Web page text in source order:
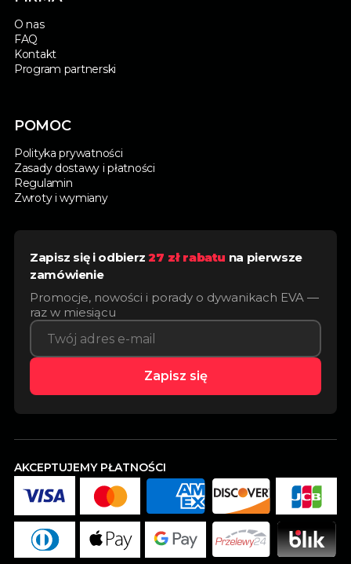
O nas
FAQ
Kontakt
Program partnerski
POMOC
Polityka prywatności
Zasady dostawy i płatności
Regulamin
Zwroty i wymiany
Zapisz się i odbierz27 zł rabatu na pierwsze
zamówienie
Promocje, nowości i porady o dywanikach EVA —
raz w miesiącu
Zapisz się
AKCEPTUJEMY PŁATNOŚCI